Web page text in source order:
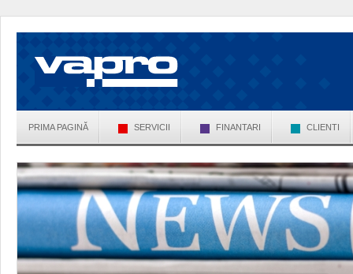
PRIMA PAGINĂ SERVICII FINANTARI CLIENTI